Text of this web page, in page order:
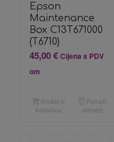
Epson
Maintenance
Box C13T671000
(T6710)
45,00€ Cijena s PDV
om